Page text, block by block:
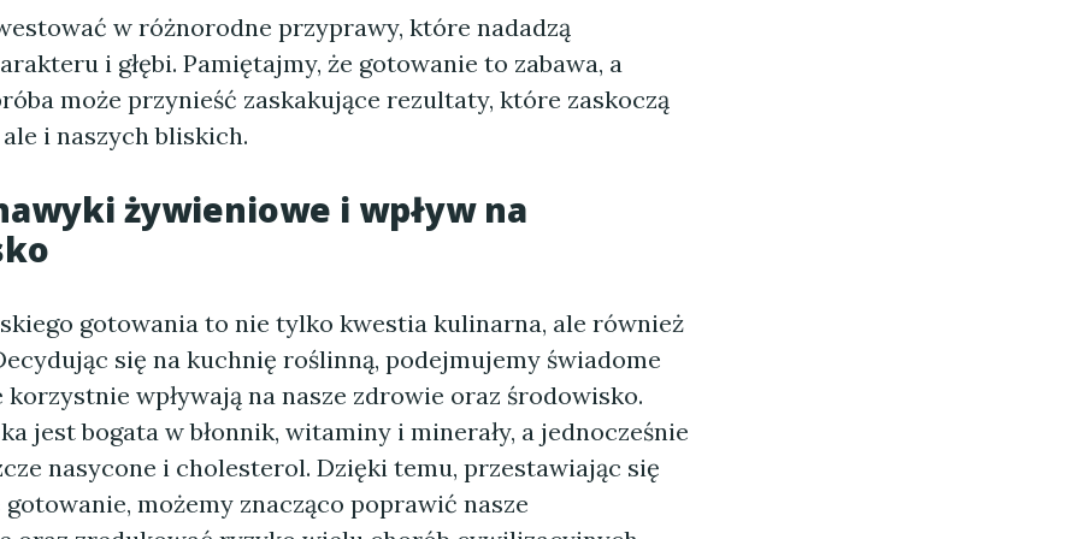
w różnorodne przyprawy, które nadadzą
i głębi. Pamiętajmy, że gotowanie to zabawa, a
może przynieść zaskakujące rezultaty, które zaskoczą
i naszych bliskich.
żywieniowe i wpływ na
gotowania to nie tylko kwestia kulinarna, ale również
się na kuchnię roślinną, podejmujemy świadome
wpływają na nasze zdrowie oraz środowisko.
jest bogata w błonnik, witaminy i minerały, a jednocześnie
nasycone i cholesterol. Dzięki temu, przestawiając się
gotowanie, możemy znacząco poprawić nasze